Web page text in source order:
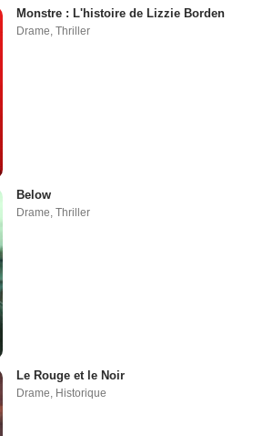
Monstre : L'histoire de Lizzie Borden
Drame,Thriller
Below
Drame ,Thriller
Le Rouge et le Noir
Drame, Historique